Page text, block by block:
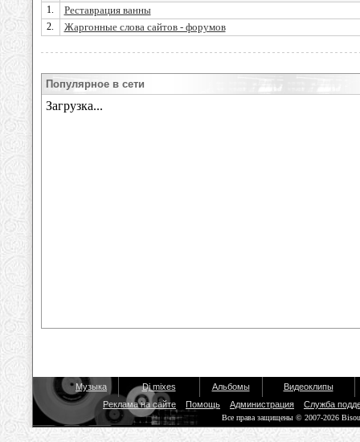
1. Реставрация ванны
2. Жаргонные слова сайтов - форумов
Популярное в сети
Музыка Dj mixes Альбомы
Видеоклипы
Реклама на сайте
Помощь Администрация Служба
Все права защищены © 2007-2026